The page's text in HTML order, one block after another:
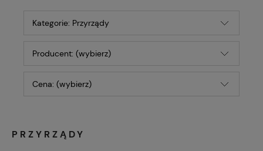
Kategorie: Przyrządy
Producent: (wybierz)
Cena: (wybierz)
PRZYRZĄDY